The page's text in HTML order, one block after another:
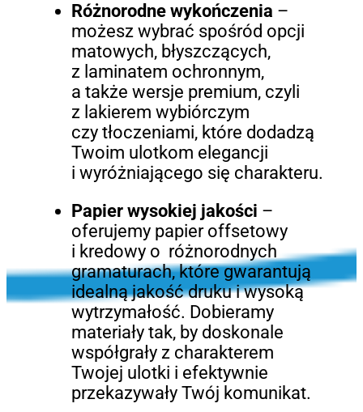
Różnorodne wykończenia –
możesz wybrać spośród opcji
matowych, błyszczących,
z laminatem ochronnym,
a także wersje premium, czyli
z lakierem wybiórczym
czy tłoczeniami, które dodadzą
Twoim ulotkom elegancji
i wyróżniającego się charakteru.
Papier wysokiej jakości –
oferujemy papier offsetowy
i kredowy o różnorodnych
gramaturach, które gwarantują
idealną jakość druku i wysoką
wytrzymałość. Dobieramy
materiały tak, by doskonale
współgrały z charakterem
Twojej ulotki i efektywnie
przekazywały Twój komunikat.